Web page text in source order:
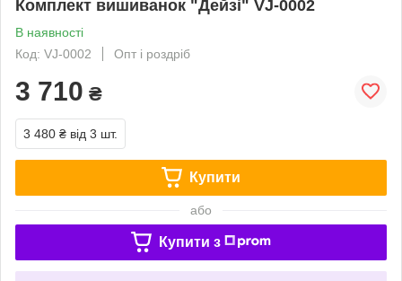
Комплект вишиванок "Дейзі" VJ-0002
В наявності
Код: VJ-0002
Опт і роздріб
3 710 ₴
3 480 ₴ від 3 шт.
Купити
або
Купити з